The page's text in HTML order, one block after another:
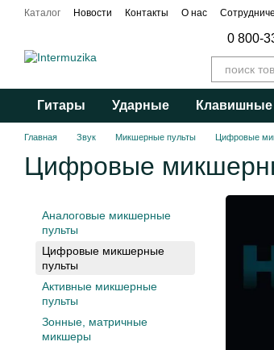
Перейти к основному контенту
Каталог Новости Контакты О нас
0 800-
Гитары Ударные Клавишные
Главная Звук Микшерные пульты Цифровые
Цифровые
Аналоговые микшерные
пульты
Цифровые микшерные
пульты
Активные микшерные
пульты
Зонные, матричные
микшеры